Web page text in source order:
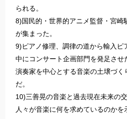
られる。
8)国民的・世界的アニメ監督・宮崎
が集まった。
9)ピアノ修理、調律の道から輸入ピ
中にコンサート企画部門を発足さ
演奏家を中心とする音楽の土壌づく
だ。
10)三善晃の音楽と過去現在未来の
人々が音楽に何を求めているのかを